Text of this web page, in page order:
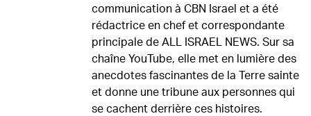
communication à CBN Israel et a été
rédactrice en chef et correspondante
principale de ALL ISRAEL NEWS. Sur sa
chaîne YouTube, elle met en lumière des
anecdotes fascinantes de la Terre sainte
et donne une tribune aux personnes qui
se cachent derrière ces histoires.